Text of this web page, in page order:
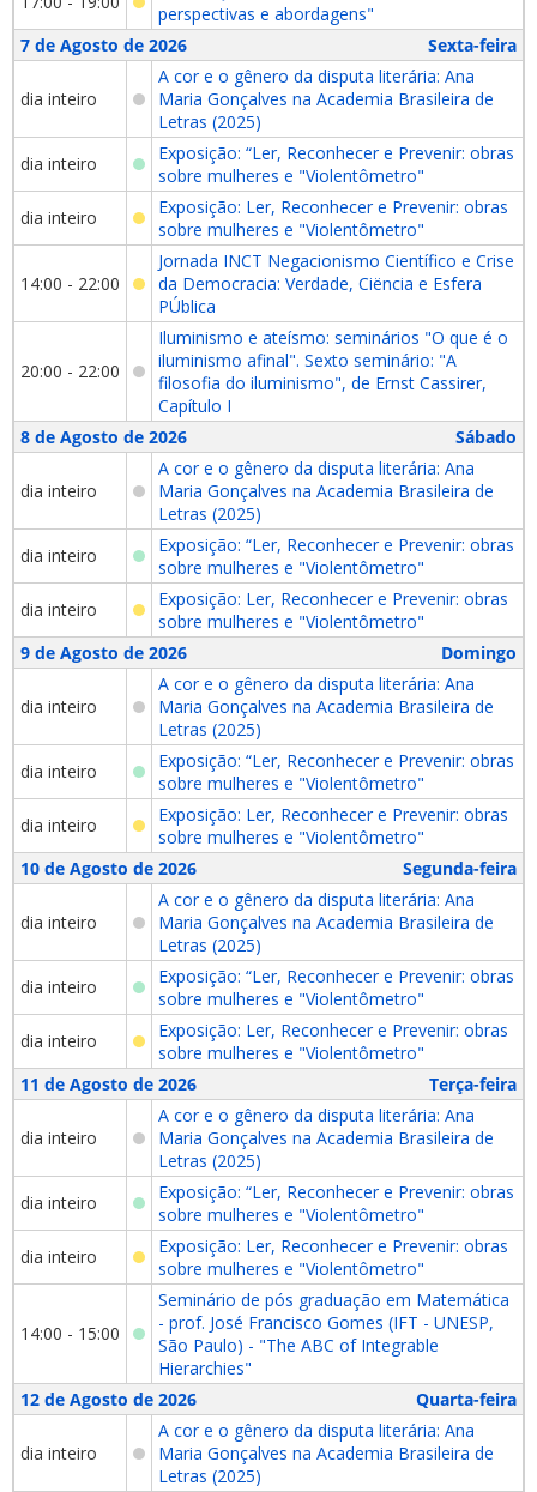
perspectivas e abordagens"
7 de Agosto de 2026
Sexta-feira
dia inteiro
A cor e o gênero da disputa literária: Ana
Maria Gonçalves na Academia Brasileira de
Letras (2025)
dia inteiro
Exposição: “Ler, Reconhecer e Prevenir: obras
sobre mulheres e "Violentômetro"
dia inteiro
Exposição: Ler, Reconhecer e Prevenir: obras
sobre mulheres e "Violentômetro"
14:00 - 22:00
Jornada INCT Negacionismo Científico e Crise
da Democracia: Verdade, Ciëncia e Esfera
PÚblica
20:00 - 22:00
Iluminismo e ateísmo: seminários "O que é o
iluminismo afinal". Sexto seminário: "A
filosofia do iluminismo", de Ernst Cassirer,
Capítulo I
8 de Agosto de 2026
Sábado
dia inteiro
A cor e o gênero da disputa literária: Ana
Maria Gonçalves na Academia Brasileira de
Letras (2025)
dia inteiro
Exposição: “Ler, Reconhecer e Prevenir: obras
sobre mulheres e "Violentômetro"
dia inteiro
Exposição: Ler, Reconhecer e Prevenir: obras
sobre mulheres e "Violentômetro"
9 de Agosto de 2026
Domingo
dia inteiro
A cor e o gênero da disputa literária: Ana
Maria Gonçalves na Academia Brasileira de
Letras (2025)
dia inteiro
Exposição: “Ler, Reconhecer e Prevenir: obras
sobre mulheres e "Violentômetro"
dia inteiro
Exposição: Ler, Reconhecer e Prevenir: obras
sobre mulheres e "Violentômetro"
10 de Agosto de 2026
Segunda-feira
dia inteiro
A cor e o gênero da disputa literária: Ana
Maria Gonçalves na Academia Brasileira de
Letras (2025)
dia inteiro
Exposição: “Ler, Reconhecer e Prevenir: obras
sobre mulheres e "Violentômetro"
dia inteiro
Exposição: Ler, Reconhecer e Prevenir: obras
sobre mulheres e "Violentômetro"
11 de Agosto de 2026
Terça-feira
dia inteiro
A cor e o gênero da disputa literária: Ana
Maria Gonçalves na Academia Brasileira de
Letras (2025)
dia inteiro
Exposição: “Ler, Reconhecer e Prevenir: obras
sobre mulheres e "Violentômetro"
dia inteiro
Exposição: Ler, Reconhecer e Prevenir: obras
sobre mulheres e "Violentômetro"
14:00 - 15:00
Seminário de pós graduação em Matemática
- prof. José Francisco Gomes (IFT - UNESP,
São Paulo) - "The ABC of Integrable
Hierarchies"
12 de Agosto de 2026
Quarta-feira
dia inteiro
A cor e o gênero da disputa literária: Ana
Maria Gonçalves na Academia Brasileira de
Letras (2025)